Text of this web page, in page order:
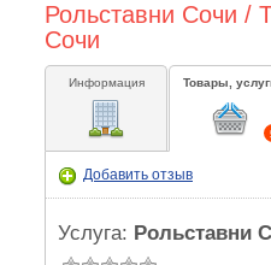
Рольставни Сочи /
Сочи
Информация Товары,
Добавить отзыв
Услуга: Рольставни